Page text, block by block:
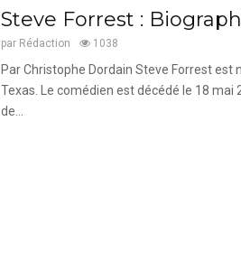
Steve Forrest :
par Rédaction 1038
Par Christophe Dordain Steve Forrest est
Texas. Le comédien est décédé le 18 mai
de...